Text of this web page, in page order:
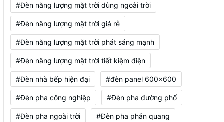
#Đèn năng lượng mặt trời dùng ngoài trời
#Đèn năng lượng mặt trời giá rẻ
#Đèn năng lượng mặt trời phát sáng mạnh
#Đèn năng lượng mặt trời tiết kiệm điện
#Đèn nhà bếp hiện đại #đèn panel 600x600
#Đèn pha công nghiệp #Đèn pha đường phố
#Đèn pha ngoài trời #Đèn pha phản quang